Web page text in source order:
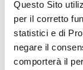
Questo Sito
per il corretto
statistici e di
negare il
comporterà il
*Valutazioni expert
Maschera e Cera